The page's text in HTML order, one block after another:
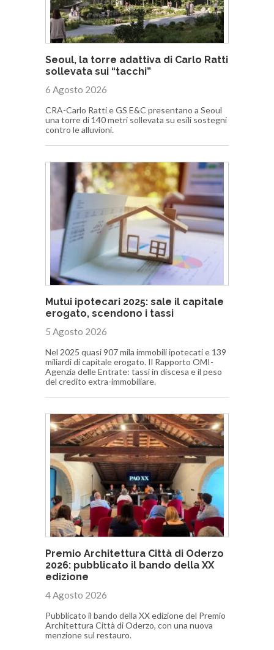
Seoul, la torre adattiva di Carlo Ratti
sollevata sui “tacchi”
6 Agosto 2026
CRA-Carlo Ratti e GS E&C presentano a Seoul
una torre di 140 metri sollevata su esili sostegni
contro le alluvioni.
Mutui ipotecari 2025: sale il capitale
erogato, scendono i tassi
5 Agosto 2026
Nel 2025 quasi 907 mila immobili ipotecati e 139
miliardi di capitale erogato. Il Rapporto OMI-
Agenzia delle Entrate: tassi in discesa e il peso
del credito extra-immobiliare.
Premio Architettura Città di Oderzo
2026: pubblicato il bando della XX
edizione
4 Agosto 2026
Pubblicato il bando della XX edizione del Premio
Architettura Città di Oderzo, con una nuova
menzione sul restauro.